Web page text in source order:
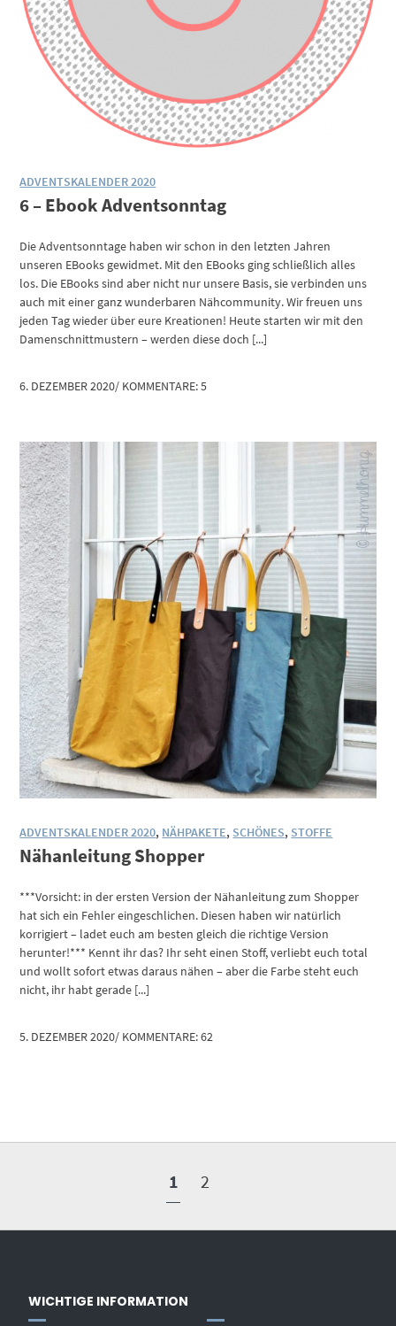
ADVENTSKALENDER 2020
6 – Ebook Adventsonntag
Die Adventsonntage haben wir schon in den letzten Jahren
unseren EBooks gewidmet. Mit den EBooks ging schließlich alles
los. Die EBooks sind aber nicht nur unsere Basis, sie verbinden uns
auch mit einer ganz wunderbaren Nähcommunity. Wir freuen uns
jeden Tag wieder über eure Kreationen! Heute starten wir mit den
Damenschnittmustern – werden diese doch [...]
6. DEZEMBER 2020/ KOMMENTARE: 5
ADVENTSKALENDER 2020, NÄHPAKETE, SCHÖNES, STOFFE
Nähanleitung Shopper
***Vorsicht: in der ersten Version der Nähanleitung zum Shopper
hat sich ein Fehler eingeschlichen. Diesen haben wir natürlich
korrigiert – ladet euch am besten gleich die richtige Version
herunter!*** Kennt ihr das? Ihr seht einen Stoff, verliebt euch total
und wollt sofort etwas daraus nähen – aber die Farbe steht euch
nicht, ihr habt gerade [...]
5. DEZEMBER 2020/ KOMMENTARE: 62
1 2
WICHTIGE INFORMATION